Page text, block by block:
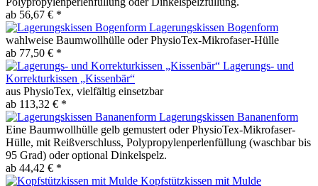
ab 56,67 € *
Lagerungskissen Bogenform
wahlweise Baumwollhülle oder PhysioTex-Mikrofaser-Hülle
ab 77,50 € *
Lagerungs- und
Korrekturkissen „Kissenbär“
aus PhysioTex, vielfältig einsetzbar
ab 113,32 € *
Lagerungskissen Bananenform
Eine Baumwollhülle gelb gemustert oder PhysioTex-Mikrofaser-
Hülle, mit Reißverschluss, Polypropylenperlenfüllung (waschbar bis
95 Grad) oder optional Dinkelspelz.
ab 44,42 € *
Kopfstützkissen mit Mulde